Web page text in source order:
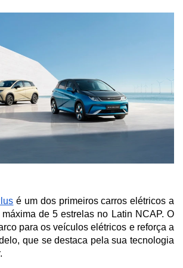
é um dos primeiros carros elétricos a
de 5 estrelas no Latin NCAP. O
para os veículos elétricos e reforça a
que se destaca pela sua tecnologia